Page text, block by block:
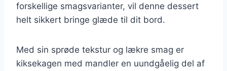
forskellige smagsvarianter, vil denne dessert
helt sikkert bringe glæde til dit bord.
Med sin sprøde tekstur og lækre smag er
kiksekagen med mandler en uundgåelig del af